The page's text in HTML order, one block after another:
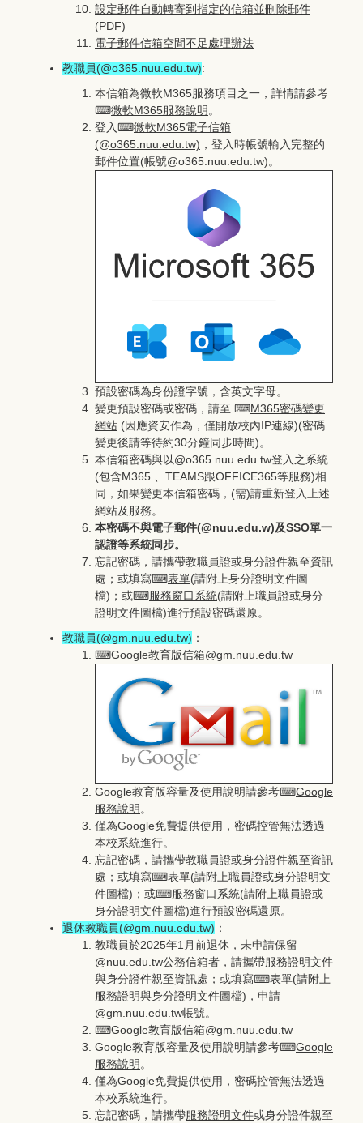
設定郵件自動轉寄到指定的信箱並刪除郵件
(PDF)
電子郵件信箱空間不足處理辦法
教職員(@o365.nuu.edu.tw):
本信箱為微軟M365服務項目之一，詳情請參考
⌨微軟M365服務說明 。
登入⌨微軟M365電子信箱
(@o365.nuu.edu.tw) ，登入時帳號輸入完整的
郵件位置(帳號@o365.nuu.edu.tw)。
預設密碼為身份證字號，含英文字母。
變更預設密碼或密碼，請至 ⌨M365密碼變更
網站 (因應資安作為，僅開放校內IP連線)(密碼
變更後請等待約30分鐘同步時間)。
本信箱密碼與以@o365.nuu.edu.tw登入之系統
(包含M365 、TEAMS跟OFFICE365等服務)相
同，如果變更本信箱密碼，(需)請重新登入上述
網站及服務。
本密碼不與電子郵件(@nuu.edu.w)及SSO單一
認證等系統同步。
忘記密碼，請攜帶教職員證或身分證件親至資訊
處；或填寫⌨表單(請附上身分證明文件圖
檔)；或⌨服務窗口系統(請附上職員證或身分
證明文件圖檔)進行預設密碼還原。
教職員(@gm.nuu.edu.tw) ：
⌨Google教育版信箱@gm.nuu.edu.tw
Google教育版容量及使用說明請參考⌨Google
服務說明。
僅為Google免費提供使用，密碼控管無法透過
本校系統進行。
忘記密碼，請攜帶教職員證或身分證件親至資訊
處；或填寫⌨表單(請附上職員證或身分證明文
件圖檔)；或⌨服務窗口系統(請附上職員證或
身分證明文件圖檔)進行預設密碼還原。
退休教職員(@gm.nuu.edu.tw) ：
教職員於2025年1月前退休，未申請保留
@nuu.edu.tw公務信箱者，請攜帶服務證明文件
與身分證件親至資訊處；或填寫⌨表單(請附上
服務證明與身分證明文件圖檔)，申請
@gm.nuu.edu.tw帳號。
⌨Google教育版信箱@gm.nuu.edu.tw
Google教育版容量及使用說明請參考⌨Google
服務說明。
僅為Google免費提供使用，密碼控管無法透過
本校系統進行。
忘記密碼，請攜帶服務證明文件或身分證件親至